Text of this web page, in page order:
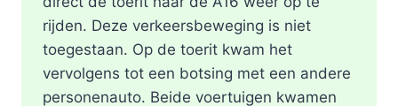
rijden. Deze verkeersbeweging is niet
toegestaan. Op de toerit kwam het
vervolgens tot een botsing met een andere
personenauto. Beide voertuigen kwamen